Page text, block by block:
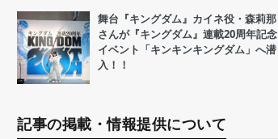
舞台『キングダム』カイネ役・森莉那
さんが『キングダム』連載20周年記念
イベント「キンキンキングダム」へ潜
入！！
記事の掲載・情報提供について